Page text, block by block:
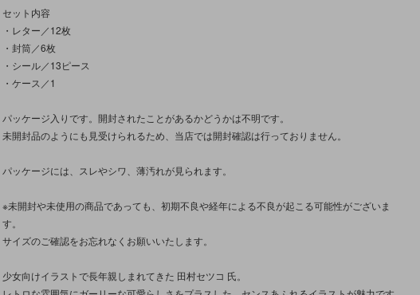
セット内容
・レター／12枚
・封筒／6枚
・シール／13ピース
・ケース／1
パッケージ入りです。開封されたことがあるかどうかは不明です。
未開封品のようにも見受けられるため、当店では開封確認は行っておりません。
パッケージには、スレやシワ、薄汚れが見られます。
※未開封や未使用の商品であっても、初期不良や経年による不良が起こる可能性がございま
す。
サイズのご確認をお忘れなくお願いいたします。
少女向けイラストで長年親しまれてきた 田村セツコ 氏。